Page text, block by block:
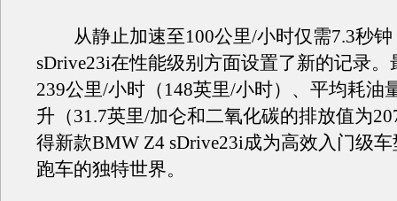
从静止加速至100公里/小时仅需7.3秒钟
sDrive23i在性能级别方面设置了新的记录。
239公里/小时（148英里/小时）、平均耗油
升（31.7英里/加仑和二氧化碳的排放值为
得新款BMW Z4 sDrive23i成为高效入门级
跑车的独特世界。